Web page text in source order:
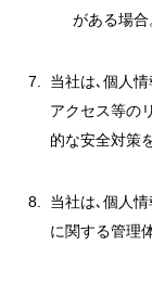
がある場合
当社は､個人
アクセス等の
的な安全対策
当社は､個人
に関する管理